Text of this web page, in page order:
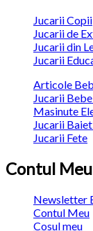
Jucarii Copii
Jucarii de
Jucarii din
Jucarii
Articole
Jucarii
Masinute
Jucarii
Jucarii Fete
Contul Meu
Newsletter
Contul Meu
Cosul meu